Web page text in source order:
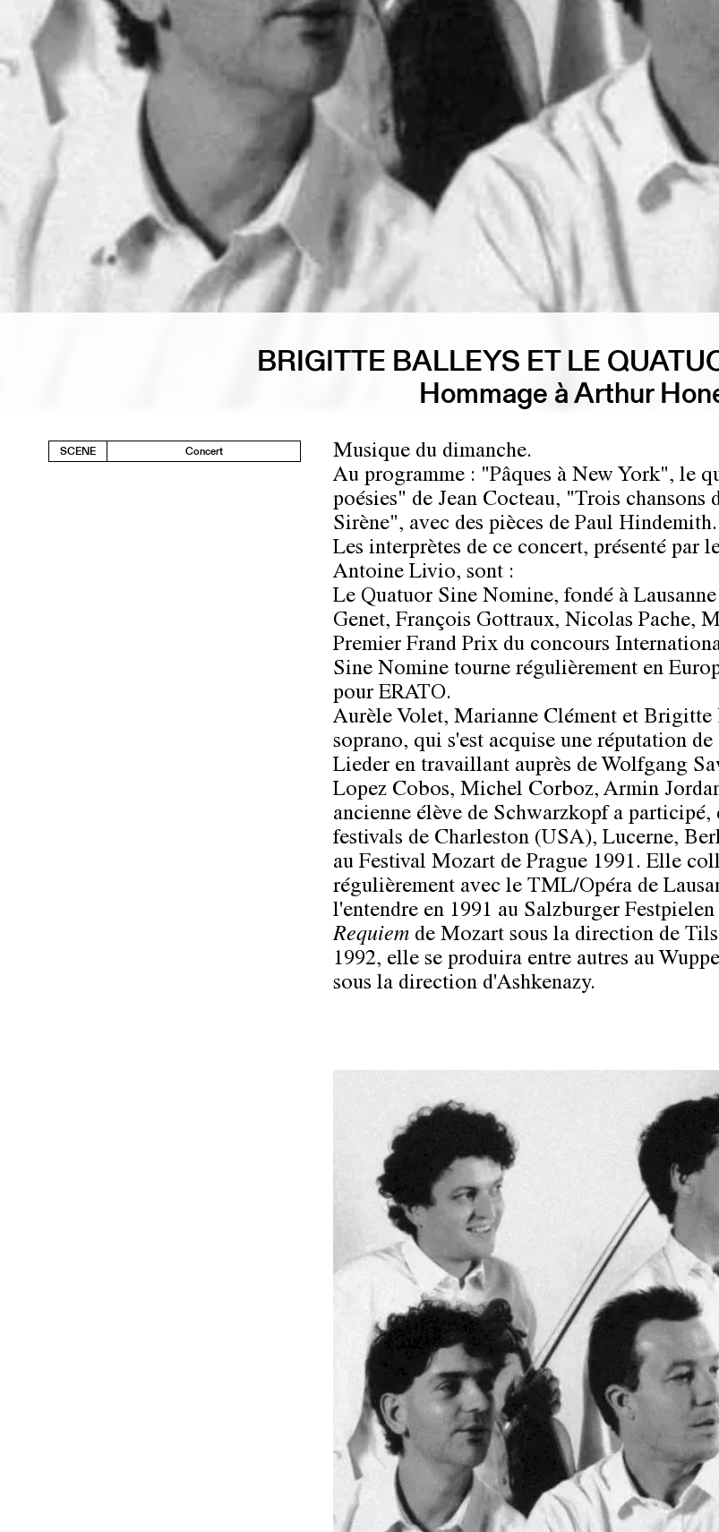
BRIGITTE BALLEYS ET LE
Hommage à Arthur
SCENE Concert
Musique du dimanche.
Au programme : "Pâques à New York", le
poésies" de Jean Cocteau, "Trois chansons
Sirène", avec des pièces de Paul Hindemith.
Les interprètes de ce concert, présenté par
Antoine Livio, sont :
Le Quatuor Sine Nomine, fondé à
Genet, François Gottraux, Nicolas Pache,
Premier Frand Prix du concours
Sine Nomine tourne régulièrement en
pour ERATO.
Aurèle Volet, Marianne Clément et Brigitte
soprano, qui s'est acquise une réputation de
Lieder en travaillant auprès de Wolfgang
Lopez Cobos, Michel Corboz, Armin
ancienne élève de Schwarzkopf a participé,
festivals de Charleston (USA), Lucerne,
au Festival Mozart de Prague 1991. Elle
régulièrement avec le TML/Opéra de
l'entendre en 1991 au Salzburger
Requiem de Mozart sous la direction de
1992, elle se produira entre autres au
sous la direction d'Ashkenazy.